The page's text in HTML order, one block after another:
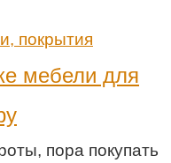
покрытия
мебели для
пора покупать